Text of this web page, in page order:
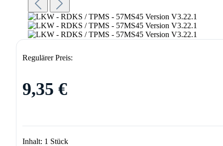
Regulärer Preis:
9,35 €
Inhalt: 1 Stück